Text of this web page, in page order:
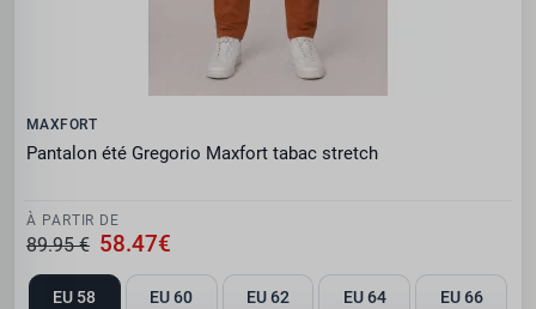
MAXFORT
Pantalon été Gregorio Maxfort tabac stretch
À PARTIR DE
89.95 € 58.47€
EU 58 EU 60 EU 62 EU 64 EU 66